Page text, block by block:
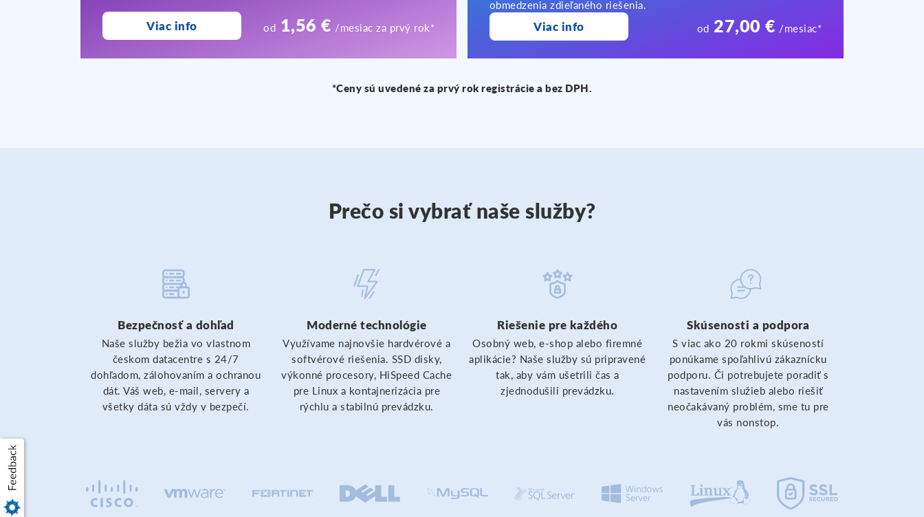
Viac info od 1,56 € /mesiac za prvý rok*
obmedzenia zdieľaného riešenia.
Viac info od 27,00 € /mesiac*
*Ceny sú uvedené za prvý rok registrácie a bez DPH.
Prečo si vybrať naše služby?
Bezpečnosť a dohľad
Naše služby bežia vo vlastnom
českom datacentre s 24/7
dohľadom, zálohovaním a ochranou
dát. Váš web, e-mail, servery a
všetky dáta sú vždy v bezpečí.
Moderné technológie
Využívame najnovšie hardvérové ​​a
softvérové ​​riešenia. SSD disky,
výkonné procesory, HiSpeed ​​Cache
pre Linux a kontajnerizácia pre
rýchlu a stabilnú prevádzku.
Riešenie pre každého
Osobný web, e-shop alebo firemné
aplikácie? Naše služby sú pripravené
tak, aby vám ušetrili čas a
zjednodušili prevádzku.
Skúsenosti a podpora
S viac ako 20 rokmi skúseností
ponúkame spoľahlivú zákaznícku
podporu. Či potrebujete poradiť s
nastavením služieb alebo riešiť
neočakávaný problém, sme tu pre
vás nonstop.